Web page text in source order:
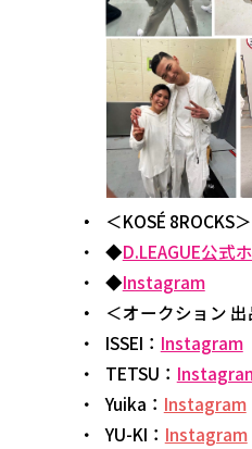
＜KOSÉ 8ROCKS＞
◆D.LEAGUE公式
◆Instagram
＜オークション
ISSEI： Instagram
TETSU：
Yuika： Instagram
YU-KI： Instagram